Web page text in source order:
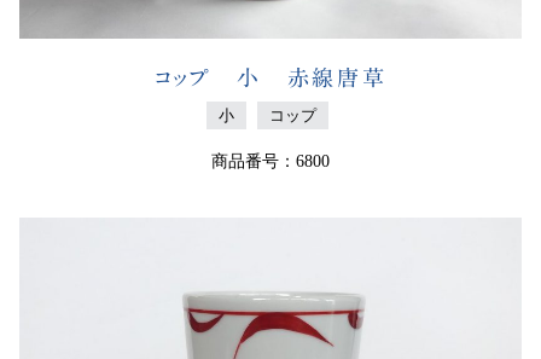
コップ 小 赤線唐草
小 コップ
商品番号：6800